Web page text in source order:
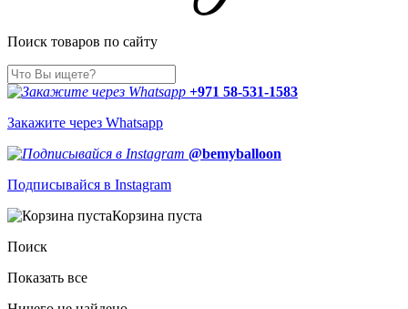
Поиск товаров по сайту
+971 58-531-1583
Закажите через Whatsapp
@bemyballoon
Подписывайся в Instagram
Корзина пуста
Поиск
Показать все